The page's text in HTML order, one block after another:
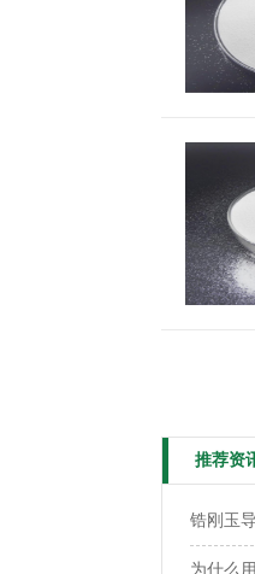
推荐资
锆刚玉
为什么